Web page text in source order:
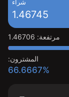
شراء
1.46745
مرتفعة:
1.46706
المشترون:
66.6667%